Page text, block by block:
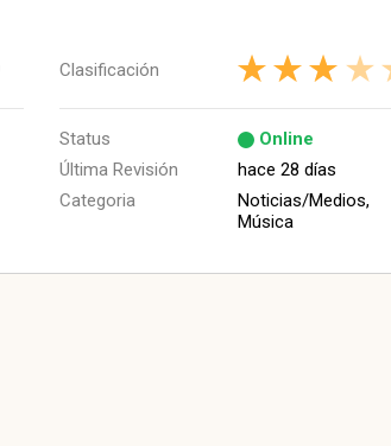
Clasificación
Status
Online
Última Revisión
hace 28 días
Categoria
Noticias/Medios,
Música